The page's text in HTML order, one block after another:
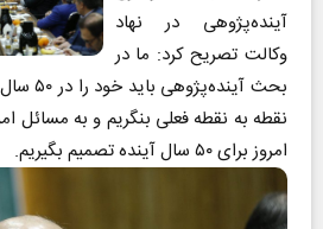
آینده‌پژوهی در نهاد
وکالت تصریح کرد: ما در
بحث
نقطه به نقطه فعلی بنگریم و به مسائل
امروز برای ۵۰ سال آینده تصمیم بگیریم.